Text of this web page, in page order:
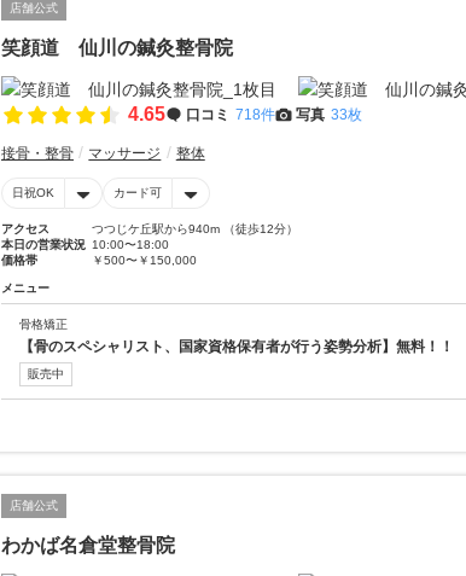
店舗公式
笑顔道 仙川の鍼灸整骨院
4.65 口コミ 718件 写真 33枚
接骨・整骨 マッサージ 整体
日祝OK カード可
アクセス
つつじケ丘駅から940m （徒歩12分）
本日の営業状況 10:00〜18:00
価格帯
￥500〜￥150,000
メニュー
骨格矯正
【骨のスペシャリスト、国家資格保有者が行う姿勢分析】無料！！
販売中
店舗公式
わかば名倉堂整骨院